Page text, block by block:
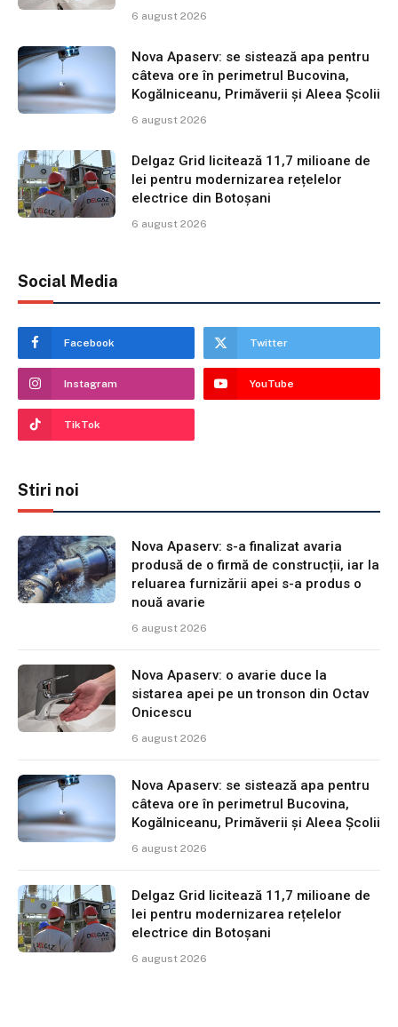
6 august 2026
Nova Apaserv: se sistează apa pentru
câteva ore în perimetrul Bucovina,
Kogălniceanu, Primăverii și Aleea Școlii
6 august 2026
Delgaz Grid licitează 11,7 milioane de
lei pentru modernizarea rețelelor
electrice din Botoșani
6 august 2026
Social Media
Facebook Twitter
Instagram YouTube
TikTok
Stiri noi
Nova Apaserv: s-a finalizat avaria
produsă de o firmă de construcții, iar la
reluarea furnizării apei s-a produs o
nouă avarie
6 august 2026
Nova Apaserv: o avarie duce la
sistarea apei pe un tronson din Octav
Onicescu
6 august 2026
Nova Apaserv: se sistează apa pentru
câteva ore în perimetrul Bucovina,
Kogălniceanu, Primăverii și Aleea Școlii
6 august 2026
Delgaz Grid licitează 11,7 milioane de
lei pentru modernizarea rețelelor
electrice din Botoșani
6 august 2026